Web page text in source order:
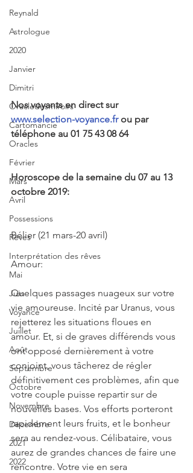
Reynald
Astrologue
2020
Janvier
Dimitri
Oracledesmiroirs
Cartomancie
Oracles
Février
Mars
Avril
Possessions
Rêves
Interprétation des rêves
Mai
Juin
Voyance
Juillet
Août
Septembre
Octobre
Novembre
Décembre
2021
2022
Nos voyants en direct sur
www.selection-voyance.fr ou par
téléphone au 01 75 43 08 64
Horoscope de la semaine du 07 au 13
octobre 2019:
Bélier (21 mars-20 avril)
Amour:
Quelques passages nuageux sur votre
vie amoureuse. Incité par Uranus, vous
rejetterez les situations floues en
amour. Et, si de graves différends vous
ont opposé dernièrement à votre
conjoint, vous tâcherez de régler
définitivement ces problèmes, afin que
votre couple puisse repartir sur de
nouvelles bases. Vos efforts porteront
rapidement leurs fruits, et le bonheur
sera au rendez-vous. Célibataire, vous
aurez de grandes chances de faire une
rencontre. Votre vie en sera